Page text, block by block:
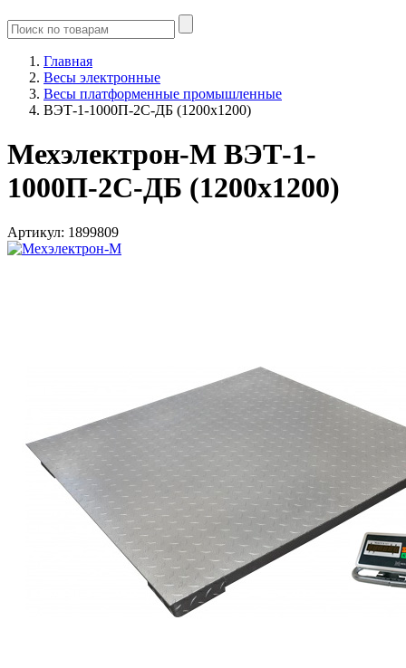
Главная
Весы электронные
Весы платформенные промышленные
ВЭТ-1-1000П-2С-ДБ (1200х1200)
Мехэлектрон-М ВЭТ-1-
1000П-2С-ДБ (1200х1200)
Артикул: 1899809